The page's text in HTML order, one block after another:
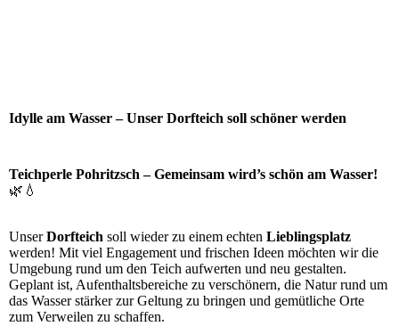
Idylle am Wasser – Unser Dorfteich soll schöner werden
Teichperle Pohritzsch – Gemeinsam wird’s schön am Wasser!
🌿💧
UnserDorfteich soll wieder zu einem echten Lieblingsplatz
werden! Mit viel Engagement und frischen Ideen möchten wir die
Umgebung rund um den Teich aufwerten und neu gestalten.
Geplant ist, Aufenthaltsbereiche zu verschönern, die Natur rund um
das Wasser stärker zur Geltung zu bringen und gemütliche Orte
zum Verweilen zu schaffen.